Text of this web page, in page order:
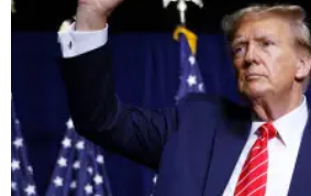
December 24, 2024